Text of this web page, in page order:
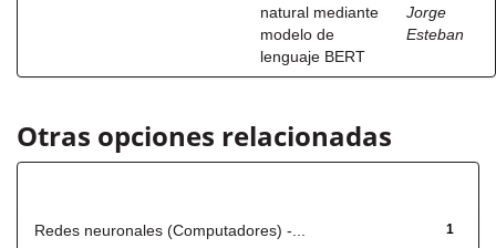
natural mediante
modelo de
lenguaje BERT
Jorge
Esteban
Otras opciones relacionadas
1
Redes neuronales (Computadores) -...